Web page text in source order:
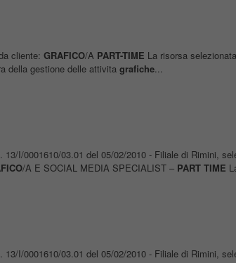
cliente: GRAFICO/A PART-TIME La risorsa
della gestione delle attivita grafiche...
I/0001610/03.01 del 05/02/2010 - Filiale di Rimini,
/A E SOCIAL MEDIA SPECIALIST – PART TIME
I/0001610/03.01 del 05/02/2010 - Filiale di Rimini,